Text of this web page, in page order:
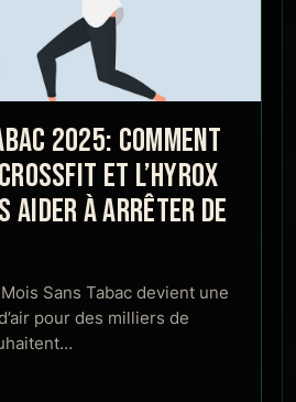
2025: COMMENT
ET L’HYROX
AIDER À ARRÊTER DE
Sans Tabac devient une
pour des milliers de